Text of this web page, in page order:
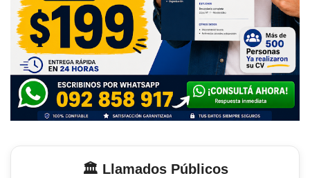
🏛️ Llamados Públicos